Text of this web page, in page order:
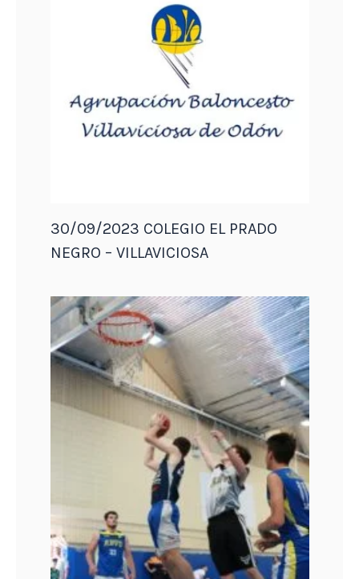
30/09/2023 COLEGIO EL PRADO
NEGRO – VILLAVICIOSA